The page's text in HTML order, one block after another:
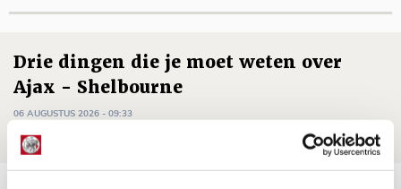
Drie dingen die je moet weten over
Ajax - Shelbourne
06 AUGUSTUS 2026 - 09:33
NIEUWS